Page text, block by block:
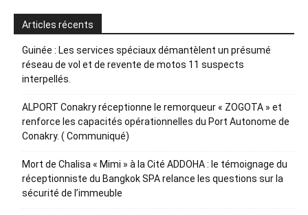
Articles récents
Guinée : Les services spéciaux démantèlent un présumé
réseau de vol et de revente de motos 11 suspects
interpellés.
ALPORT Conakry réceptionne le remorqueur « ZOGOTA » et
renforce les capacités opérationnelles du Port Autonome de
Conakry. ( Communiqué)
Mort de Chalisa « Mimi » à la Cité ADDOHA : le témoignage du
réceptionniste du Bangkok SPA relance les questions sur la
sécurité de l’immeuble